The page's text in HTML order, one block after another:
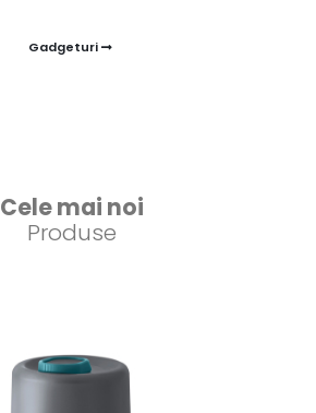
Gadgeturi
Cele mai noi
Produse